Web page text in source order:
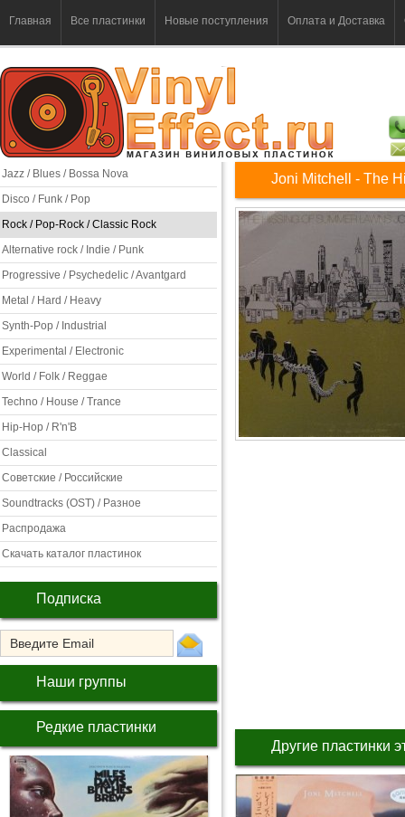
Главная Все пластинки Новые поступления Оплата и Доставка
Jazz / Blues / Bossa Nova
Disco / Funk / Pop
Rock / Pop-Rock / Classic Rock
Alternative rock / Indie / Punk
Progressive / Psychedelic / Avantgard
Metal / Hard / Heavy
Synth-Pop / Industrial
Experimental / Electronic
World / Folk / Reggae
Techno / House / Trance
Hip-Hop / R'n'B
Classical
Советские / Российские
Soundtracks (OST) / Разное
Распродажа
Скачать каталог пластинок
Подписка
Наши группы
Редкие пластинки
Joni Mitchell - The
Другие пластинки